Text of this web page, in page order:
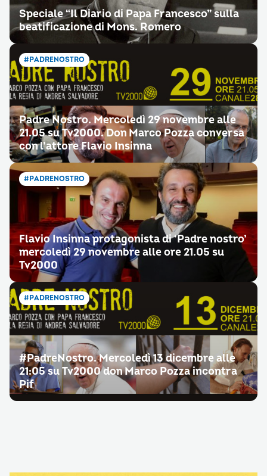
Speciale “Il Diario di Papa Francesco” sulla
beatificazione di Mons. Romero
#PADRENOSTRO
Padre Nostro. Mercoledì 29 novembre alle
21.05 su Tv2000. Don Marco Pozza conversa
con l’attore Flavio Insinna
#PADRENOSTRO
Flavio Insinna protagonista di ‘Padre nostro’
mercoledì 29 novembre alle ore 21.05 su
Tv2000
#PADRENOSTRO
#PadreNostro. Mercoledì 13 dicembre alle
21:05 su Tv2000 don Marco Pozza incontra
Pif